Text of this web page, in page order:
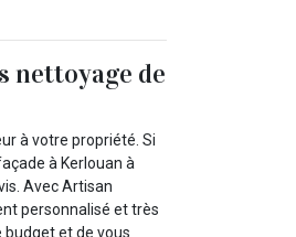
nettoyage de
à votre propriété. Si
à Kerlouan à
Avec Artisan
personnalisé et très
et de vous